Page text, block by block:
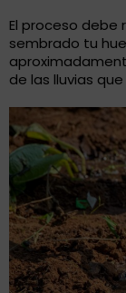
El proceso debe
sembrado tu
de las lluvias